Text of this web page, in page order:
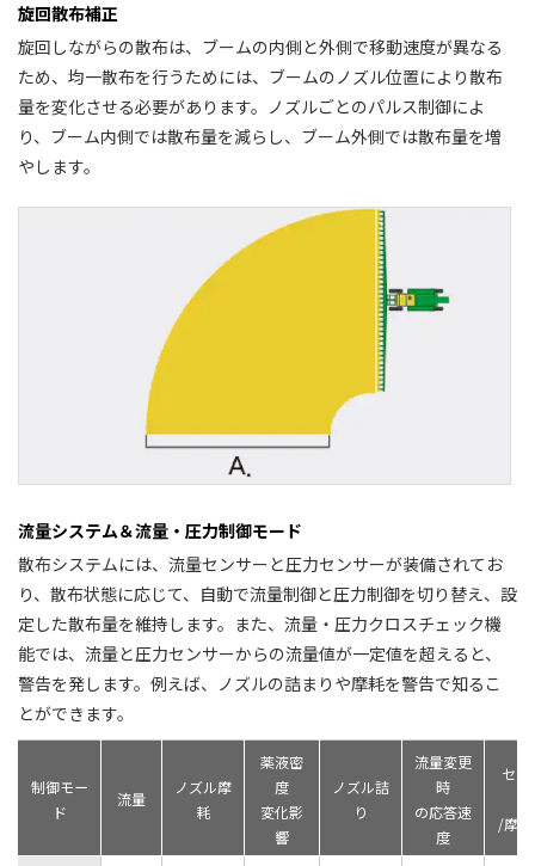
旋回散布補正
旋回しながらの散布は、ブームの内側と外側で移動速度が異なる
ため、均一散布を行うためには、ブームのノズル位置により散布
量を変化させる必要があります。ノズルごとのパルス制御によ
り、ブーム内側では散布量を減らし、ブーム外側では散布量を増
やします。
流量システム＆流量・圧力制御モード
散布システムには、流量センサーと圧力センサーが装備されてお
り、散布状態に応じて、自動で流量制御と圧力制御を切り替え、設
定した散布量を維持します。また、流量・圧力クロスチェック機
能では、流量と圧力センサーからの流量値が一定値を超えると、
警告を発します。例えば、ノズルの詰まりや摩耗を警告で知るこ
とができます。
制御モー
ド
流量
ノズル摩
耗
薬液密
度
変化影
響
ノズル詰
り
流量変更
時
の応答速
度
セン
/摩